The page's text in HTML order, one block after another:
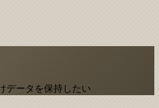
データを保持したい